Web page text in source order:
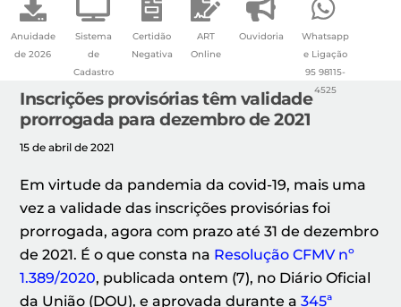
Anuidade
de 2026
Sistema
de
Cadastro
Certidão
Negativa
ART
Online
Ouvidoria
Whatsapp
e Ligação
95 98115-
4525
Inscrições provisórias têm validade
prorrogada para dezembro de 2021
15 de abril de 2021
Em virtude da pandemia da covid-19, mais uma
vez a validade das inscrições provisórias foi
prorrogada, agora com prazo até 31 de dezembro
de 2021. É o que consta na Resolução CFMV nº
1.389/2020, publicada ontem (7), no Diário Oficial
da União (DOU), e aprovada durante a345ª